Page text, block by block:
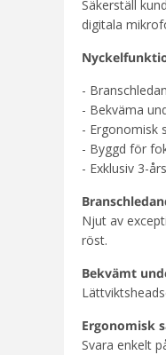
Säkerställ
digitala
-
- Bekväma
- Ergonomisk
- Byggd för
- Exklusiv 3-
Njut av
röst.
Bekvämt
Ergonomisk
Svara enkelt